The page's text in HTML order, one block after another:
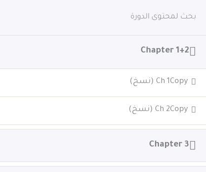
المحتوى
الرئيسية
اتصل بنا
الرئيسية
Chapter 1+2
Ch 1Copy (نسخ)
Ch 2Copy (نسخ)
Chapter 3